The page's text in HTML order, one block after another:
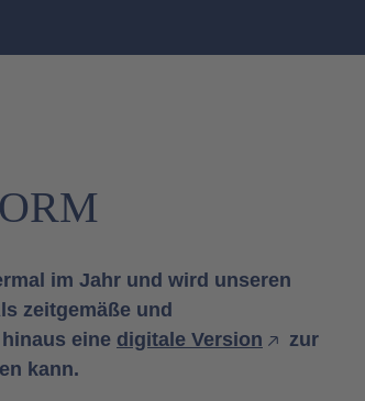
im Jahr und wird unseren
zeitgemäße und
eine digitale Version
zur
kann.